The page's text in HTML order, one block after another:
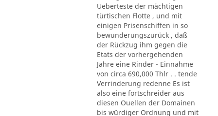
Ueberteste der mächtigen
türtischen Flotte , und mit
einigen Prisenschiffen in so
bewunderungszurück , daß
der Rückzug ihm gegen die
Etats der vorhergehenden
Jahre eine Rinder - Einnahme
von circa 690,000 Thlr . . tende
Verrinderung redenne Es ist
also eine fortschreider aus
diesen Ouellen der Domainen
bis würdiger Ordnung und mit